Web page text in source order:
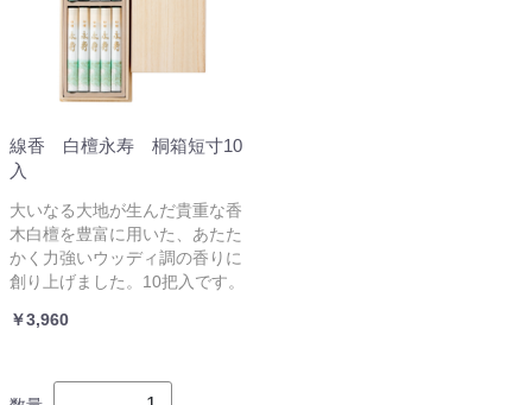
線香 白檀永寿 桐箱短寸10
入
大いなる大地が生んだ貴重な香
木白檀を豊富に用いた、あたた
かく力強いウッディ調の香りに
創り上げました。10把入です。
￥3,960